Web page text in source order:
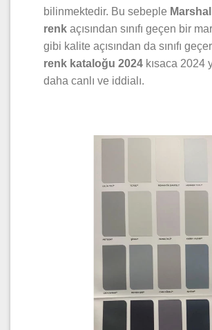
bilinmektedir. Bu sebeple
renk açısından sınıfı geçen bir
gibi kalite açısından da sınıfı
renk kataloğu 2024 kısaca 2024
daha canlı ve iddialı.